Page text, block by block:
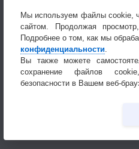
Мы используем файлы cookie,
сайтом. Продолжая
Подробнее о том, как мы
конфиденциальности
Вы также можете
сохранение файлов
безопасности в Вашем веб-